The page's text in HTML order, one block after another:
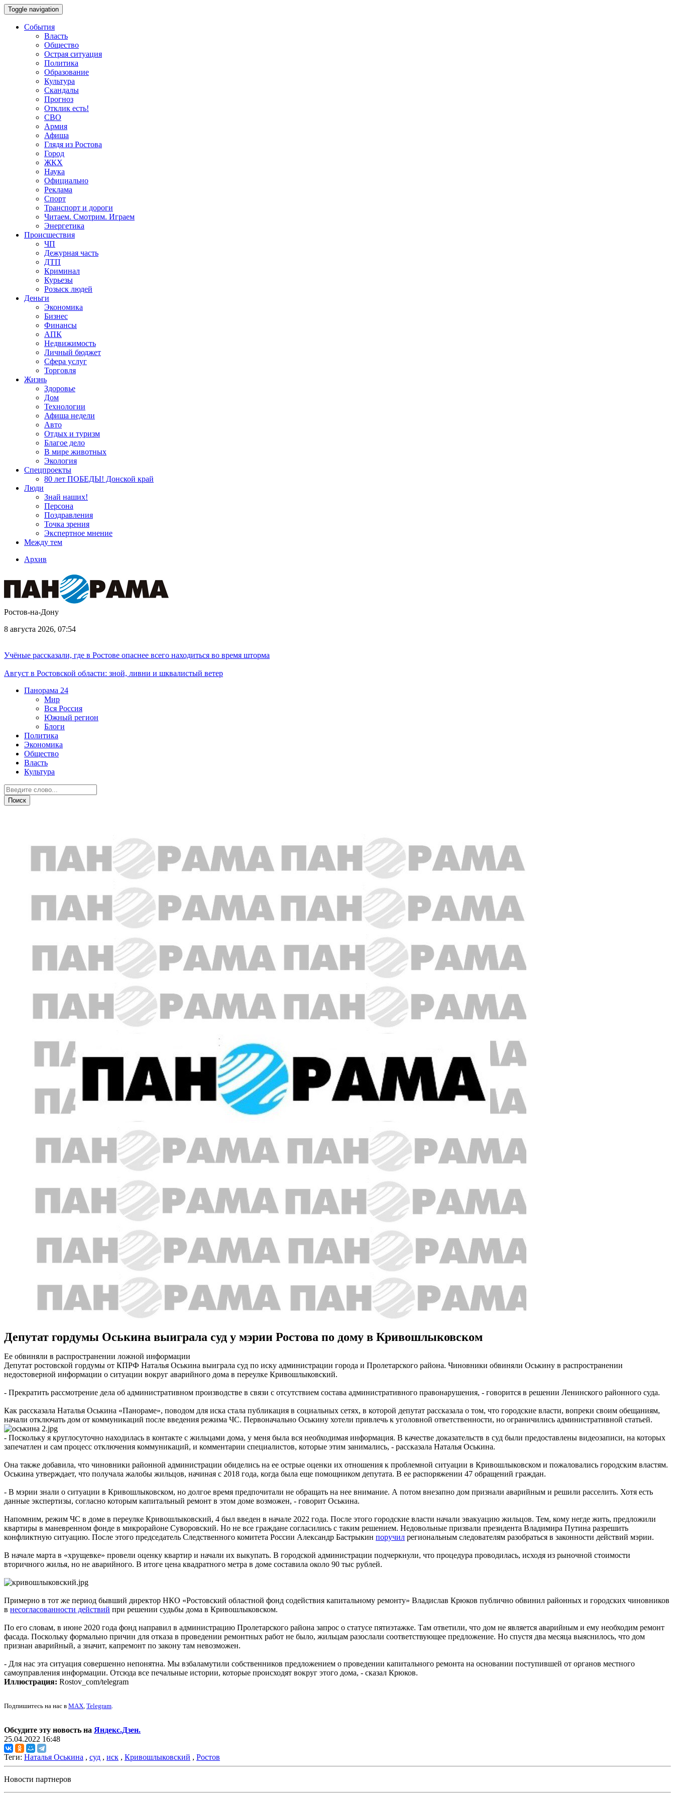
Toggle navigation
События
Власть
Общество
Острая ситуация
Политика
Образование
Культура
Скандалы
Прогноз
Отклик есть!
СВО
Армия
Афиша
Глядя из Ростова
Город
ЖКХ
Наука
Официально
Реклама
Спорт
Транспорт и дороги
Читаем. Смотрим. Играем
Энергетика
Происшествия
ЧП
Дежурная часть
ДТП
Криминал
Курьезы
Розыск людей
Деньги
Экономика
Бизнес
Финансы
АПК
Недвижимость
Личный бюджет
Сфера услуг
Торговля
Жизнь
Здоровье
Дом
Технологии
Афиша недели
Авто
Отдых и туризм
Благое дело
В мире животных
Экология
Спецпроекты
80 лет ПОБЕДЫ! Донской край
Люди
Знай наших!
Персона
Поздравления
Точка зрения
Экспертное мнение
Между тем
Архив
Ростов-на-Дону
8 августа 2026, 07:54
Учёные рассказали, где в Ростове опаснее всего находиться во время шторма
Август в Ростовской области: зной, ливни и шквалистый ветер
Панорама 24
Мир
Вся Россия
Южный регион
Блоги
Политика
Экономика
Общество
Власть
Культура
Депутат гордумы Оськина выиграла суд у мэрии Ростова по дому в Кривошлыковском
Ее обвиняли в распространении ложной информации
Депутат ростовской гордумы от КПРФ Наталья Оськина выиграла суд по иску администрации города и Пролетарского района. Чиновники обвиняли Оськину в распространении
недостоверной информации о ситуации вокруг аварийного дома в переулке Кривошлыковский.
- Прекратить рассмотрение дела об административном производстве в связи с отсутствием состава административного правонарушения, - говорится в решении Ленинского районного суда.
Как рассказала Наталья Оськина «Панораме», поводом для иска стала публикация в социальных сетях, в которой депутат рассказала о том, что городские власти, вопреки своим обещаниям,
начали отключать дом от коммуникаций после введения режима ЧС. Первоначально Оськину хотели привлечь к уголовной ответственности, но ограничились административной статьей.
- Поскольку я круглосуточно находилась в контакте с жильцами дома, у меня была вся необходимая информация. В качестве доказательств в суд были предоставлены видеозаписи, на которых
запечатлен и сам процесс отключения коммуникаций, и комментарии специалистов, которые этим занимались, - рассказала Наталья Оськина.
Она также добавила, что чиновники районной администрации обиделись на ее острые оценки их отношения к проблемной ситуации в Кривошлыковском и пожаловались городским властям.
Оськина утверждает, что получала жалобы жильцов, начиная с 2018 года, когда была еще помощником депутата. В ее распоряжении 47 обращений граждан.
- В мэрии знали о ситуации в Кривошлыковском, но долгое время предпочитали не обращать на нее внимание. А потом внезапно дом признали аварийным и решили расселить. Хотя есть
данные экспертизы, согласно которым капитальный ремонт в этом доме возможен, - говорит Оськина.
Напомним, режим ЧС в доме в переулке Кривошлыковский, 4 был введен в начале 2022 года. После этого городские власти начали эвакуацию жильцов. Тем, кому негде жить, предложили
квартиры в маневренном фонде в микрорайоне Суворовский. Но не все граждане согласились с таким решением. Недовольные призвали президента Владимира Путина разрешить
конфликтную ситуацию. После этого председатель Следственного комитета России Александр Бастрыкин поручил региональным следователям разобраться в законности действий мэрии.
В начале марта в «хрущевке» провели оценку квартир и начали их выкупать. В городской администрации подчеркнули, что процедура проводилась, исходя из рыночной стоимости
вторичного жилья, но не аварийного. В итоге цена квадратного метра в доме составила около 90 тыс рублей.
Примерно в тот же период бывший директор НКО «Ростовский областной фонд содействия капитальному ремонту» Владислав Крюков публично обвинил районных и городских чиновников
в несогласованности действий при решении судьбы дома в Кривошлыковском.
По его словам, в июне 2020 года фонд направил в администрацию Пролетарского района запрос о статусе пятиэтажке. Там ответили, что дом не является аварийным и ему необходим ремонт
фасада. Поскольку формально причин для отказа в проведении ремонтных работ не было, жильцам разослали соответствующее предложение. Но спустя два месяца выяснилось, что дом
признан аварийный, а значит, капремонт по закону там невозможен.
- Для нас эта ситуация совершенно непонятна. Мы взбаламутили собственников предложением о проведении капитального ремонта на основании поступившей от органов местного
самоуправления информации. Отсюда все печальные истории, которые происходят вокруг этого дома, - сказал Крюков.
Иллюстрация: Rostov_com/telegram
Подпишитесь на нас в MAX, Telegram.
Обсудите эту новость на Яндекс.Дзен.
25.04.2022 16:48
Теги: Наталья Оськина , суд , иск , Кривошлыковский , Ростов
Новости партнеров